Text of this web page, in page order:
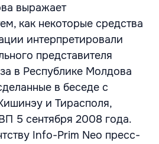
выражает
как некоторые средства
интерпретировали
представителя
в Республике Молдова
в беседе с
и Тирасполя,
5 сентября 2008 года.
Info-Prim Neo пресс-